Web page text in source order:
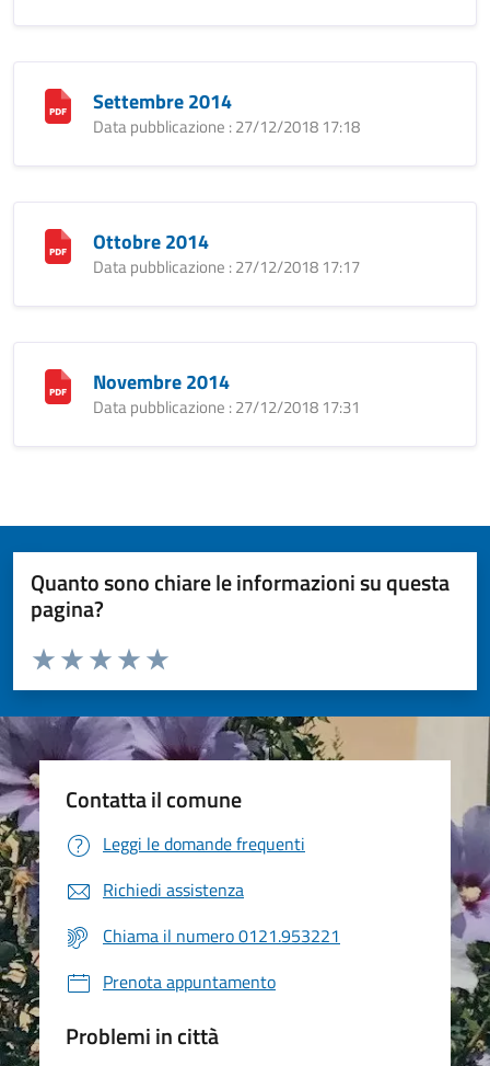
Settembre 2014
Data pubblicazione : 27/12/2018 17:18
Ottobre 2014
Data pubblicazione : 27/12/2018 17:17
Novembre 2014
Data pubblicazione : 27/12/2018 17:31
Quanto sono chiare le informazioni su questa
pagina?
Valuta da 1 a 5 stelle la pagina
Valuta 5 stelle su 5
Valuta 4 stelle su 5
Valuta 3 stelle su 5
Valuta 2 stelle su 5
Valuta 1 stelle su 5
Contatta il comune
Leggi le domande frequenti
Richiedi assistenza
Chiama il numero 0121.953221
Prenota appuntamento
Problemi in città